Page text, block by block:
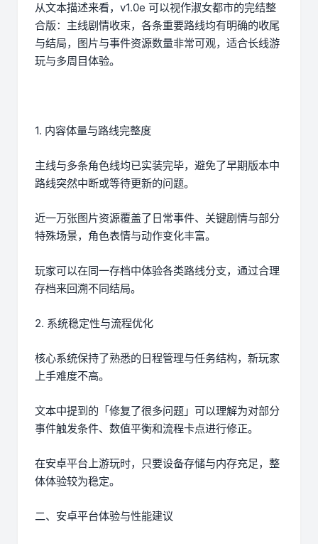
从文本描述来看，v1.0e 可以视作淑女都市的完结整
合版：主线剧情收束，各条重要路线均有明确的收尾
与结局，图片与事件资源数量非常可观，适合长线游
玩与多周目体验。
1. 内容体量与路线完整度
主线与多条角色线均已实装完毕，避免了早期版本中
路线突然中断或等待更新的问题。
近一万张图片资源覆盖了日常事件、关键剧情与部分
特殊场景，角色表情与动作变化丰富。
玩家可以在同一存档中体验各类路线分支，通过合理
存档来回溯不同结局。
2. 系统稳定性与流程优化
核心系统保持了熟悉的日程管理与任务结构，新玩家
上手难度不高。
文本中提到的「修复了很多问题」可以理解为对部分
事件触发条件、数值平衡和流程卡点进行修正。
在安卓平台上游玩时，只要设备存储与内存充足，整
体体验较为稳定。
二、安卓平台体验与性能建议